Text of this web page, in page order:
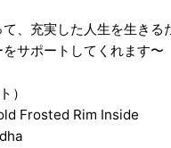
、充実した人生を生きる
サポートしてくれます〜
）
Frosted Rim Inside